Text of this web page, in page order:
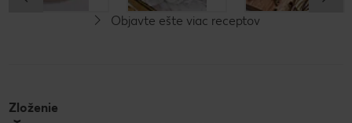
Objavte ešte viac receptov
Zloženie